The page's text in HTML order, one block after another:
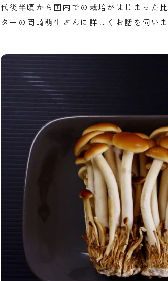
代後半頃から国内での栽培がはじまった
ターの岡崎萌生さんに詳しくお話を伺いま